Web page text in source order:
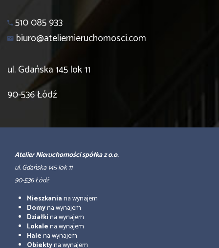
510 085 933
biuro@ateliernieruchomosci.com
ul. Gdańska 145 lok 11
90-536 Łódź
Atelier Nieruchomości spółka z o.o.
ul. Gdańska 145 lok 11
90-536 Łódź
Mieszkaniana wynajem
Domyna wynajem
Działkina wynajem
Lokalena wynajem
Halena wynajem
Obiektyna wynajem